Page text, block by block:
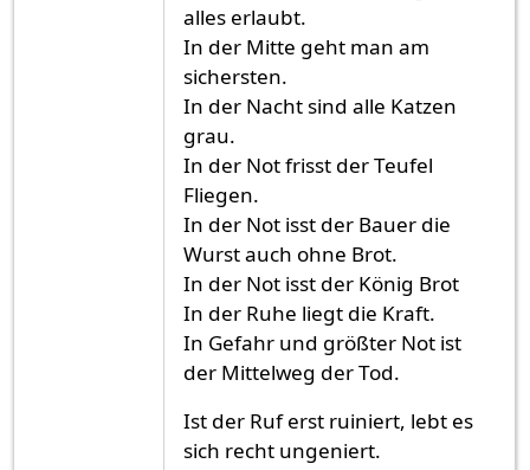
alles erlaubt.
In der Mitte geht man am
sichersten.
In der Nacht sind alle Katzen
grau.
In der Not frisst der Teufel
Fliegen.
In der Not isst der Bauer die
Wurst auch ohne Brot.
In der Not isst der König Brot
In der Ruhe liegt die Kraft.
In Gefahr und größter Not ist
der Mittelweg der Tod.
Ist der Ruf erst ruiniert, lebt es
sich recht ungeniert.